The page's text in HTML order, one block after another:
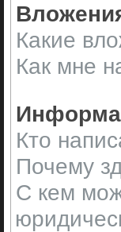
Какие
Как мне
Кто
Почему
С кем